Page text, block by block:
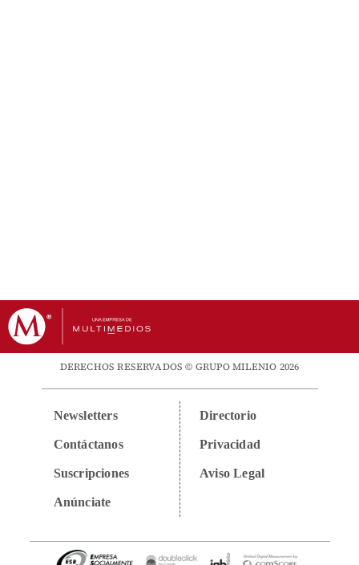
DERECHOS RESERVADOS © GRUPO MILENIO 2026
Newsletters
Contáctanos
Suscripciones
Anúnciate
Directorio
Privacidad
Aviso Legal